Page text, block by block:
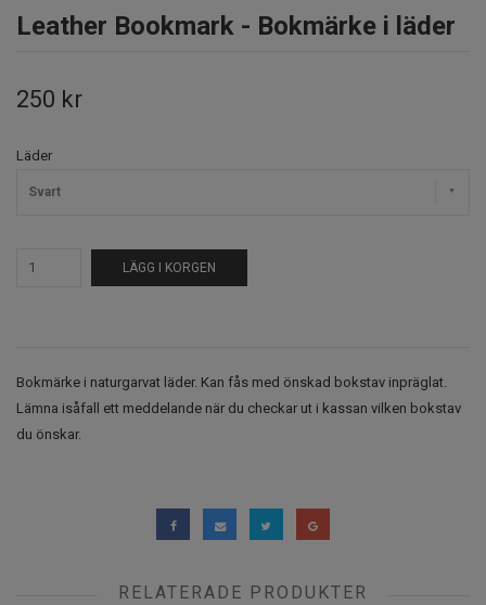
Leather Bookmark - Bokmärke i läder
250 kr
Läder
Svart
LÄGG I KORGEN
Bokmärke i naturgarvat läder. Kan fås med önskad bokstav inpräglat.
Lämna isåfall ett meddelande när du checkar ut i kassan vilken bokstav
du önskar.
RELATERADE PRODUKTER